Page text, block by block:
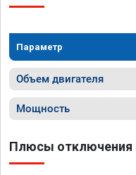
Параметр
Объем двигателя
Мощность
Плюсы отключения